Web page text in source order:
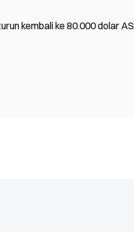
kembali ke 80.000 dolar AS